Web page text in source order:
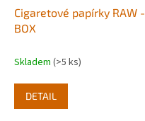
Cigaretové papírky RAW -
BOX
Skladem (>5 ks)
DETAIL